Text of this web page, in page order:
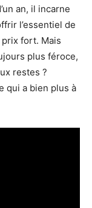
an, il incarne
l’essentiel de
prix fort. Mais
plus féroce,
restes ?
qui a bien plus à